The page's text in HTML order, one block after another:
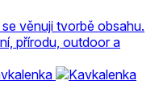
věnuji tvorbě obsahu.
přírodu, outdoor a